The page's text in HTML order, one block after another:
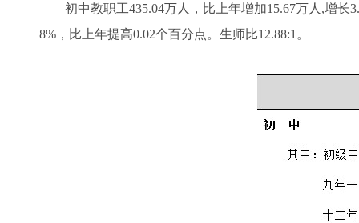
初中教职工435.04万人，比上年增加15.67万人,增长
8%，比上年提高0.02个百分点。生师比12.88:1。